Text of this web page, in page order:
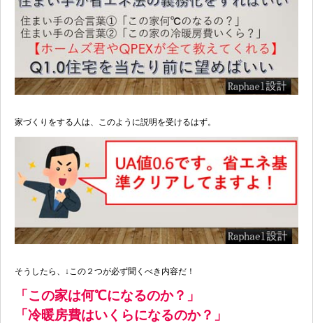
家づくりをする人は、このように説明を受けるはず。
そうしたら、↓この２つが必ず聞くべき内容だ！
「この家は何℃になるのか？」
「冷暖房費はいくらになるのか？」